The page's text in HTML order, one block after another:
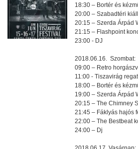
18:30 – Bortér és
20:00 – Szabadtéri
20:15 – Szerda Árpád
21:15 – Flashpoint
23:00 - DJ
2018.06.16. Szombat:
09:00 – Retro
11:00 - Tiszavirág
18:00 – Bortér és
19:00 – Szerda Árpád
20:15 – The Chimney
21:45 – Fáklyás hajós
22:00 – The Bestbeat
24:00 – Dj